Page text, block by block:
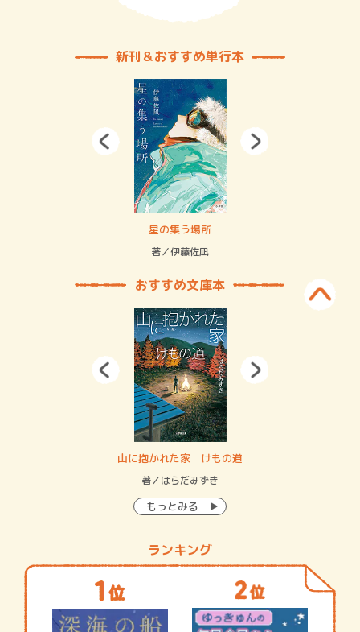
新刊＆おすすめ単行本
星の集う場所
著／伊藤佐凪
おすすめ文庫本
山に抱かれた家 けもの道
著／はらだみずき
もっとみる
ランキング